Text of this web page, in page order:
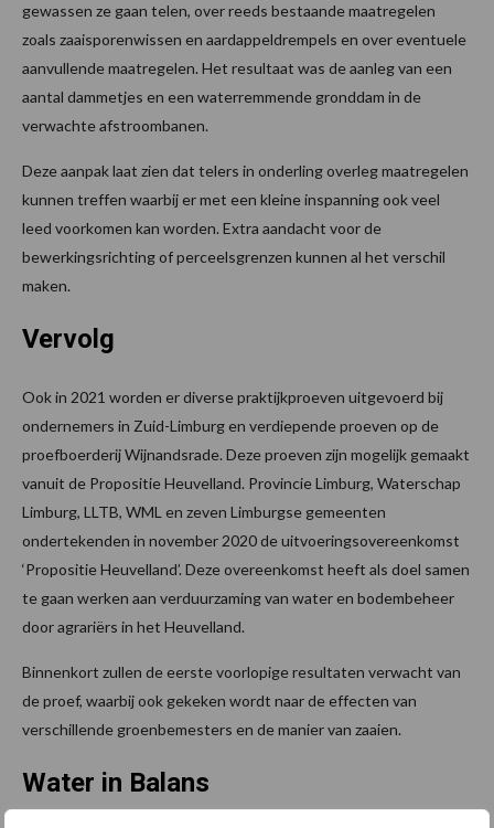
gewassen ze gaan telen, over reeds bestaande maatregelen
zoals zaaisporenwissen en aardappeldrempels en over eventuele
aanvullende maatregelen. Het resultaat was de aanleg van een
aantal dammetjes en een waterremmende gronddam in de
verwachte afstroombanen.
Deze aanpak laat zien dat telers in onderling overleg maatregelen
kunnen treffen waarbij er met een kleine inspanning ook veel
leed voorkomen kan worden. Extra aandacht voor de
bewerkingsrichting of perceelsgrenzen kunnen al het verschil
maken.
Vervolg
Ook in 2021 worden er diverse praktijkproeven uitgevoerd bij
ondernemers in Zuid-Limburg en verdiepende proeven op de
proefboerderij Wijnandsrade. Deze proeven zijn mogelijk gemaakt
vanuit de Propositie Heuvelland. Provincie Limburg, Waterschap
Limburg, LLTB, WML en zeven Limburgse gemeenten
ondertekenden in november 2020 de uitvoeringsovereenkomst
‘Propositie Heuvelland’. Deze overeenkomst heeft als doel samen
te gaan werken aan verduurzaming van water en bodembeheer
door agrariërs in het Heuvelland.
Binnenkort zullen de eerste voorlopige resultaten verwacht van
de proef, waarbij ook gekeken wordt naar de effecten van
verschillende groenbemesters en de manier van zaaien.
Water in Balans